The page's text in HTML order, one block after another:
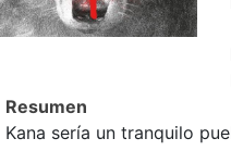
Resumen
Kana sería un tranquilo